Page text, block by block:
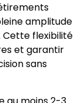
amplitude
Cette flexibilité
et garantir
sans